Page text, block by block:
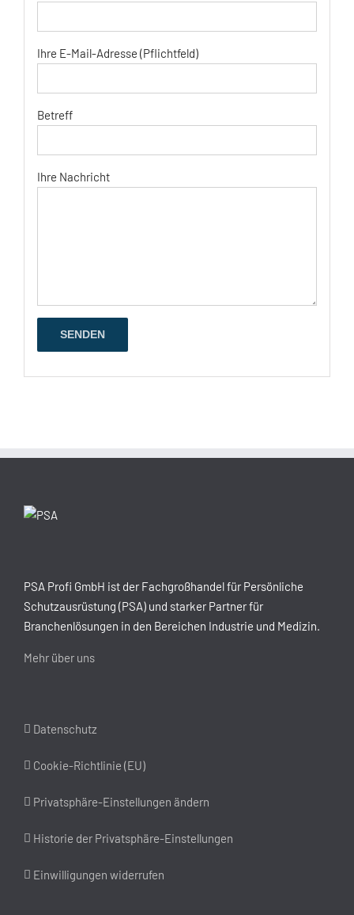
Ihre E-Mail-Adresse (Pflichtfeld)
Betreff
Ihre Nachricht
PSA Profi GmbH ist der Fachgroßhandel für Persönliche
Schutzausrüstung (PSA) und starker Partner für
Branchenlösungen in den Bereichen Industrie und Medizin.
Mehr über uns
Datenschutz
Cookie-Richtlinie (EU)
Privatsphäre-Einstellungen ändern
Historie der Privatsphäre-Einstellungen
Einwilligungen widerrufen